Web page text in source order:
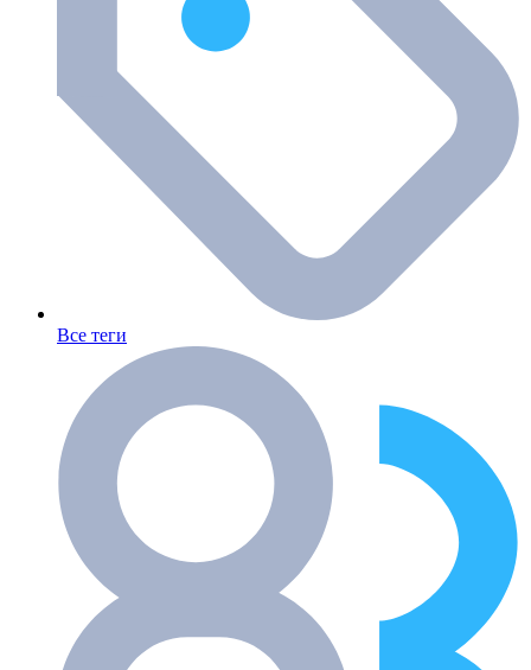
Все теги